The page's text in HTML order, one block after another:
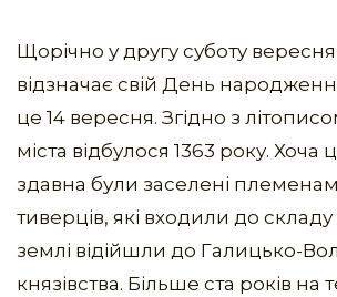
Щорічно у другу суботу
відзначає свій День
це 14 вересня. Згідно з
міста відбулося 1363 року. Хоча
здавна були заселені
тиверців, які входили до складу
землі відійшли до Галицько-
князівства. Більше ста років на